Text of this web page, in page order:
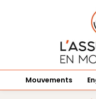
Mouvements